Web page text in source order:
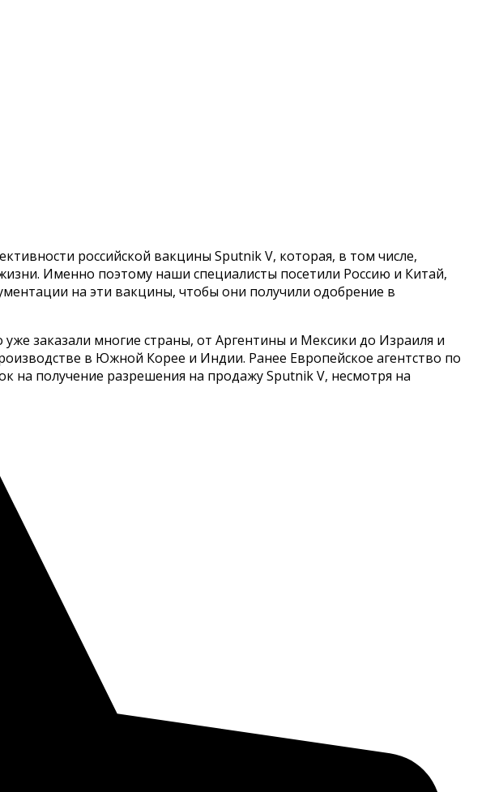
российской вакцины Sputnik V, которая, в том числе,
Именно поэтому наши специалисты посетили Россию и Китай,
на эти вакцины, чтобы они получили одобрение в
заказали многие страны, от Аргентины и Мексики до Израиля и
в Южной Корее и Индии. Ранее Европейское агентство по
на получение разрешения на продажу Sputnik V, несмотря на